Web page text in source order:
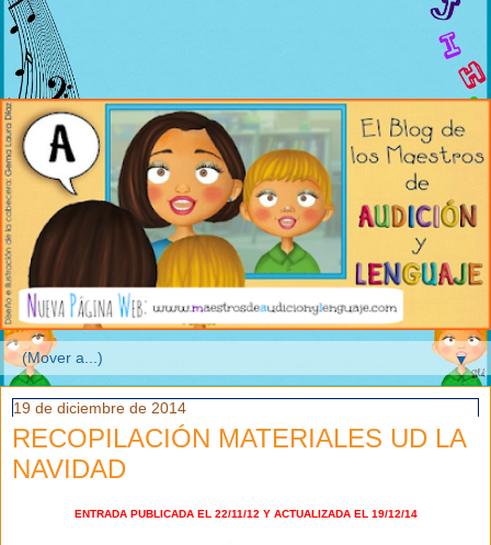
▼
19 de diciembre de 2014
RECOPILACIÓN MATERIALES UD LA
NAVIDAD
ENTRADA PUBLICADA EL 22/11/12 Y ACTUALIZADA EL 19/12/14